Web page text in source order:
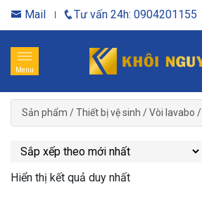
Mail Tư vấn 24h: 0904201155
Menu
Sản phẩm /Thiết bị vệ sinh /Vòi lavabo /
Hiển thị kết quả duy nhất